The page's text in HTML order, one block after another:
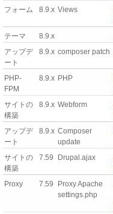
フォーム
8.9.x Views
テーマ
8.9.x
アップデ
ート
8.9.x composer patch
PHP-
FPM
8.9.x PHP
サイトの
構築
8.9.x Webform
アップデ
ート
8.9.x Composer
update
サイトの
構築
7.59 Drupal.ajax
Proxy
7.59
Proxy Apache
settings.php